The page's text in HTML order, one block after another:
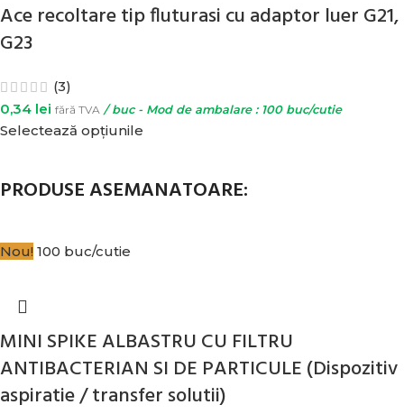
Ace recoltare tip fluturasi cu adaptor luer G21,
G23
(3)
0,34 lei fără TVA / buc - Mod de ambalare : 100 buc/cutie
Selectează opțiunile
PRODUSE ASEMANATOARE:
Nou! 100 buc/cutie
MINI SPIKE ALBASTRU CU FILTRU
ANTIBACTERIAN SI DE PARTICULE (Dispozitiv
aspiratie / transfer solutii)